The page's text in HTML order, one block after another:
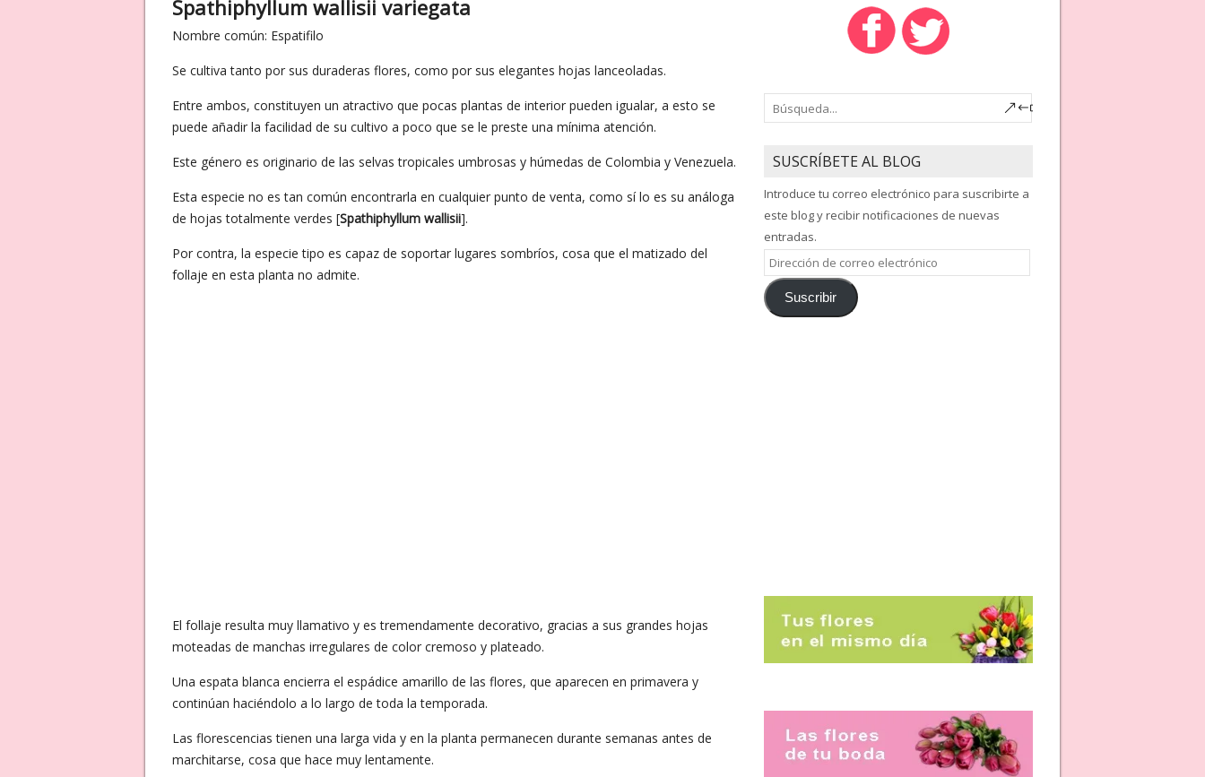
Spathiphyllum wallisii variegata
Nombre común: Espatifilo
Se cultiva tanto por sus duraderas flores, como por sus elegantes hojas lanceoladas.
Entre ambos, constituyen un atractivo que pocas plantas de interior pueden igualar, a esto se
puede añadir la facilidad de su cultivo a poco que se le preste una mínima atención.
Este género es originario de las selvas tropicales umbrosas y húmedas de Colombia y Venezuela.
Esta especie no es tan común encontrarla en cualquier punto de venta, como sí lo es su análoga
de hojas totalmente verdes [Spathiphyllum wallisii].
Por contra, la especie tipo es capaz de soportar lugares sombríos, cosa que el matizado del
follaje en esta planta no admite.
El follaje resulta muy llamativo y es tremendamente decorativo, gracias a sus grandes hojas
moteadas de manchas irregulares de color cremoso y plateado.
Una espata blanca encierra el espádice amarillo de las flores, que aparecen en primavera y
continúan haciéndolo a lo largo de toda la temporada.
Las florescencias tienen una larga vida y en la planta permanecen durante semanas antes de
marchitarse, cosa que hace muy lentamente.
SUSCRÍBETE AL BLOG
Introduce tu correo electrónico para suscribirte a
este blog y recibir notificaciones de nuevas
entradas.
Dirección
de
correoSuscribir